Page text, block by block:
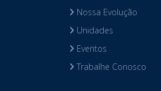
Nossa Evolução
Unidades
Eventos
Trabalhe Conosco